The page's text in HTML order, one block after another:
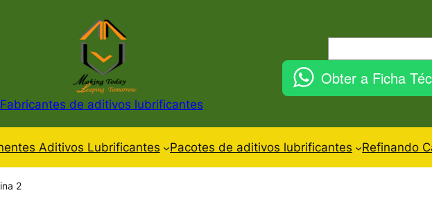
Fabricantes de aditivos lubrificantes
Obter a Ficha
Aditivos Lubrificantes Pacotes de aditivos lubrificantes Refinando
2